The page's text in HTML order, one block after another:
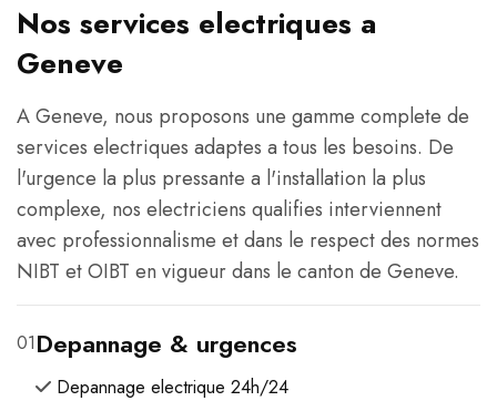
Nos services electriques a
Geneve
A Geneve, nous proposons une gamme complete de
services electriques adaptes a tous les besoins. De
l'urgence la plus pressante a l'installation la plus
complexe, nos electriciens qualifies interviennent
avec professionnalisme et dans le respect des normes
NIBT et OIBT en vigueur dans le canton de Geneve.
01Depannage & urgences
Depannage electrique 24h/24